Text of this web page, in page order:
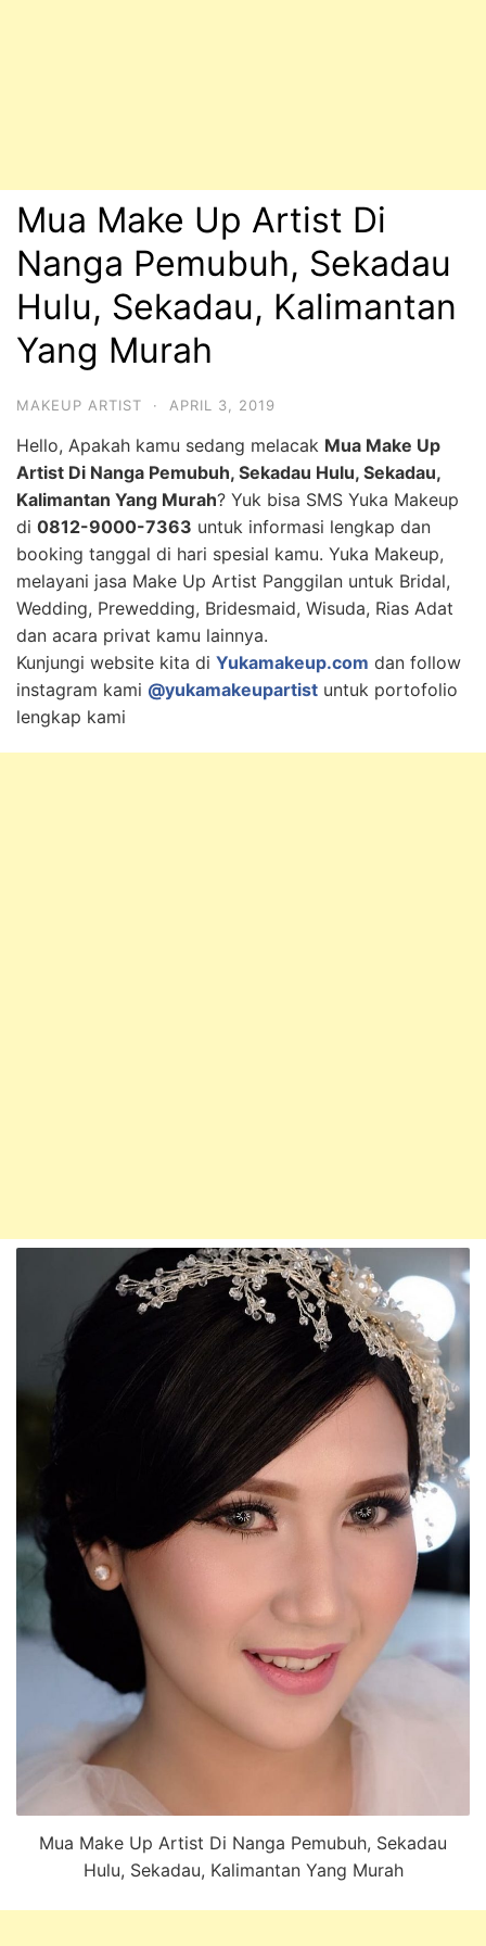
Mua Make Up Artist Di
Nanga Pemubuh, Sekadau
Hulu, Sekadau, Kalimantan
Yang Murah
MAKEUP ARTIST · APRIL 3, 2019
Hello, Apakah kamu sedang melacak Mua Make Up
Artist Di Nanga Pemubuh, Sekadau Hulu, Sekadau,
Kalimantan Yang Murah? Yuk bisa SMS Yuka Makeup
di 0812-9000-7363 untuk informasi lengkap dan
booking tanggal di hari spesial kamu. Yuka Makeup,
melayani jasa Make Up Artist Panggilan untuk Bridal,
Wedding, Prewedding, Bridesmaid, Wisuda, Rias Adat
dan acara privat kamu lainnya.
Kunjungi website kita di Yukamakeup.com dan follow
instagram kami @yukamakeupartist untuk portofolio
lengkap kami
Mua Make Up Artist Di Nanga Pemubuh, Sekadau
Hulu, Sekadau, Kalimantan Yang Murah